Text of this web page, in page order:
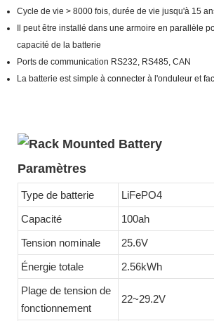
Cycle de vie > 8000 fois, durée de vie jusqu'à 15
Il peut être installé dans une armoire en parallèle
capacité de la batterie
Ports de communication RS232, RS485, CAN
La batterie est simple à connecter à l'onduleur et
Paramètres
Type de batterie
LiFePO4
Capacité
100ah
Tension nominale
25.6V
Énergie totale
2.56kWh
Plage de tension de
fonctionnement
22~29.2V